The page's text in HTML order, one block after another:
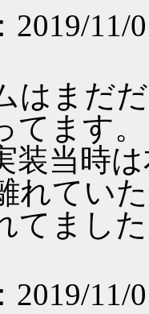
2019/11/
まだ
ます。
当時は
れてい
てまし
2019/11/